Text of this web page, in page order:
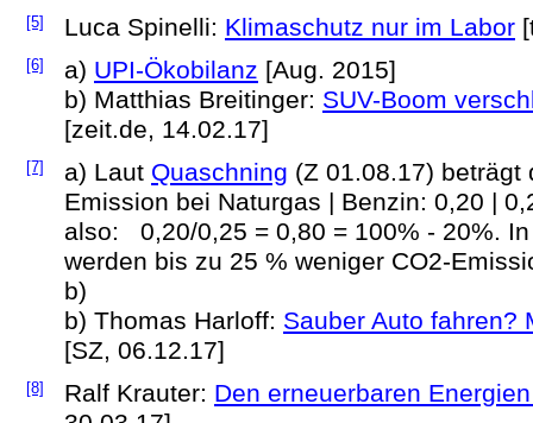
[5] Luca Spinelli: Klimaschutz nur im Labor
[6] a) UPI-Ökobilanz [Aug. 2015]
b) Matthias Breitinger: SUV-Boom
[zeit.de, 14.02.17]
[7] a) Laut Quaschning (Z 01.08.17) beträgt
Emission bei Naturgas | Benzin: 0,20 |
also: 0,20/0,25 = 0,80 = 100% - 20%.
werden bis zu 25 % weniger CO2-
b)
b) Thomas Harloff: Sauber Auto fahren?
[SZ, 06.12.17]
[8] Ralf Krauter: Den erneuerbaren